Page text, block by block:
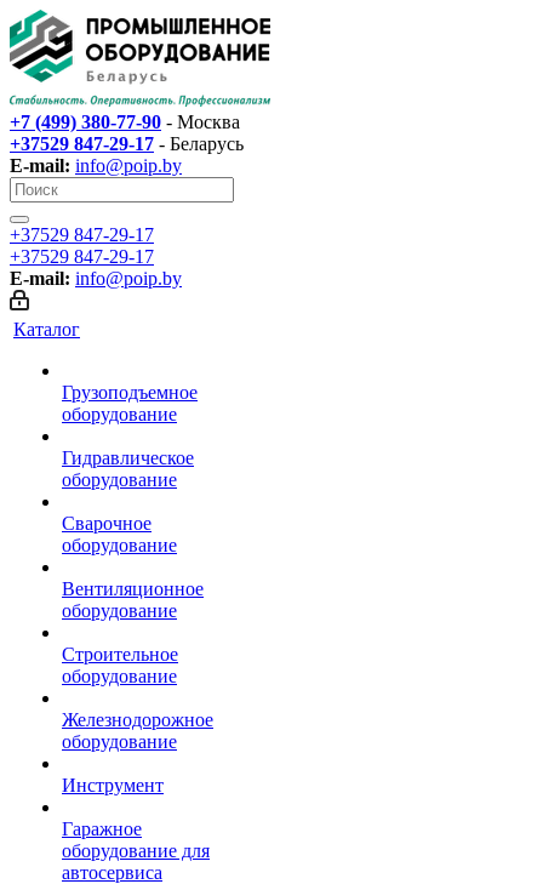
+7 (499) 380-77-90 - Москва
+37529 847-29-17‬ - Беларусь
E-mail: info@poip.by
+37529 847-29-17‬
+37529 847-29-17‬
E-mail: info@poip.by
Каталог
Грузоподъемное
оборудование
Гидравлическое
оборудование
Сварочное
оборудование
Вентиляционное
оборудование
Строительное
оборудование
Железнодорожное
оборудование
Инструмент
Гаражное
оборудование для
автосервиса